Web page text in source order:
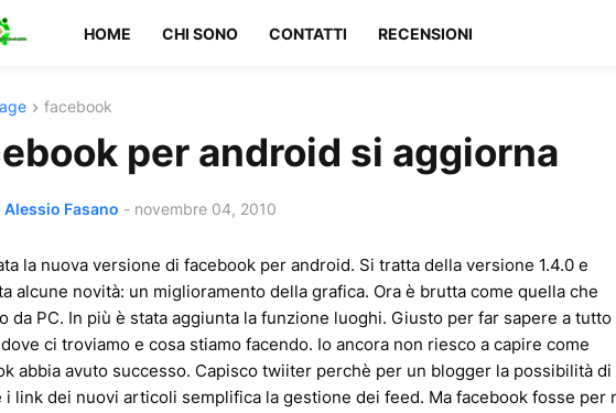
HOME CHI SONO CONTATTI RECENSIONI
facebook
per android si aggiorna
Alessio Fasano - novembre 04, 2010
la nuova versione di facebook per android. Si tratta della versione 1.4.0 e
alcune novità: un miglioramento della grafica. Ora è brutta come quella che
da PC. In più è stata aggiunta la funzione luoghi. Giusto per far sapere a tutto
ci troviamo e cosa stiamo facendo. Io ancora non riesco a capire come
abbia avuto successo. Capisco twiiter perchè per un blogger la possibilità di
i link dei nuovi articoli semplifica la gestione dei feed. Ma facebook fosse per